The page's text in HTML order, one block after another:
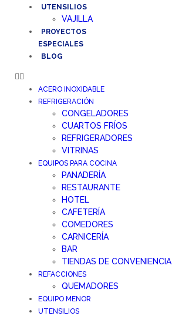
UTENSILIOS
VAJILLA
PROYECTOS
ESPECIALES
BLOG
ACERO INOXIDABLE
REFRIGERACIÓN
CONGELADORES
CUARTOS FRÍOS
REFRIGERADORES
VITRINAS
EQUIPOS PARA COCINA
PANADERÍA
RESTAURANTE
HOTEL
CAFETERÍA
COMEDORES
CARNICERÍA
BAR
TIENDAS DE CONVENIENCIA
REFACCIONES
QUEMADORES
EQUIPO MENOR
UTENSILIOS